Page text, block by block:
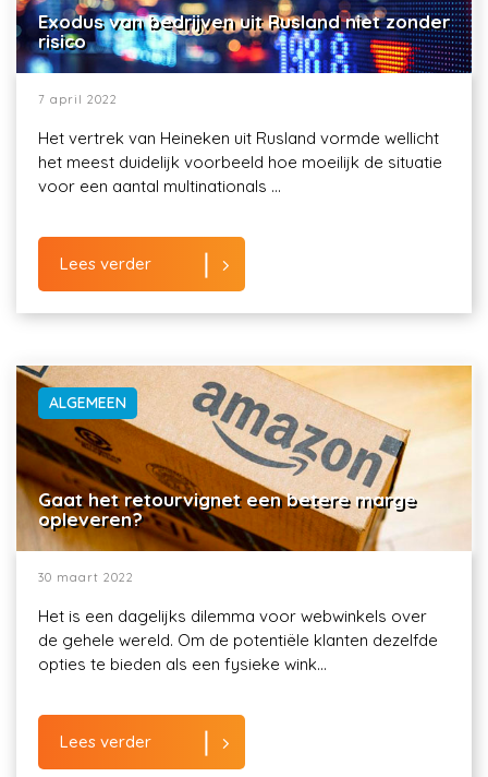
Exodus van bedrijven uit Rusland niet zonder
risico
7 april 2022
Het vertrek van Heineken uit Rusland vormde wellicht
het meest duidelijk voorbeeld hoe moeilijk de situatie
voor een aantal multinationals ...
Lees verder
ALGEMEEN
Gaat het retourvignet een betere marge
opleveren?
30 maart 2022
Het is een dagelijks dilemma voor webwinkels over
de gehele wereld. Om de potentiële klanten dezelfde
opties te bieden als een fysieke wink...
Lees verder